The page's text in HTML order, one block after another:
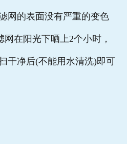
网的表面没有严重的变色
在阳光下晒上2个小时，
干净后(不能用水清洗)即可